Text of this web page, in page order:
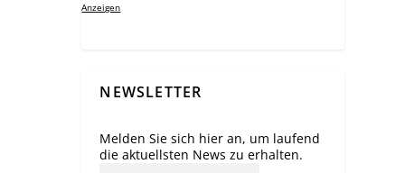
Anzeigen
NEWSLETTER
Melden Sie sich hier an, um laufend
die aktuellsten News zu erhalten.